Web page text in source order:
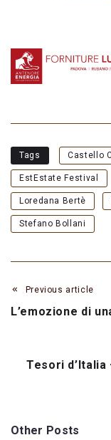
Tags Castello
EstEstate Festival
Loredana Bertè
Stefano Bollani
Previous article
L’emozione di
Tesori
Other Posts